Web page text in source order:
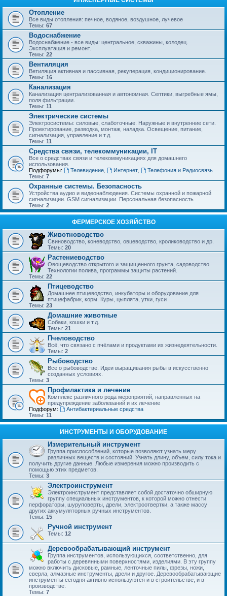
Отопление
Все виды отопления: печное, водяное, воздушное, лучевое
Темы: 67
Водоснабжение
Водоснабжение - все виды: центральное, скважины, колодец.
Эксплуатация и ремонт.
Темы: 22
Вентиляция
Ветиляция активная и пассивная, рекуперация, кондиционирование.
Темы: 16
Канализация
Канализация централизованная и автономная. Септики, выгребные ямы,
поля фильтрации.
Темы: 11
Электрические системы
Электросистемы: силовые, слаботочные. Наружные и внутренние сети.
Проектирование, разводка, монтаж, наладка. Освещение, питание,
сигнализация, управление и т.д.
Темы: 11
Средства связи, телекоммуникации, IT
Все о средствах связи и телекоммуникациях для домашнего
использования.
Подфорумы:
Телевидение, Интернет,
Телефония и Радиосвязь
Темы: 7
Охранные системы. Безопасность
Устройства аудио и видеонаблюдения. Системы охранной и пожарной
сигнализации. GSM сигнализации. Персональная безопасность
Темы: 2
ФЕРМЕРСКОЕ ХОЗЯЙСТВО
Животноводство
Свиноводство, коневодство, овцеводство, кролиководство и др.
Темы: 20
Растениеводство
Овощеводство открытого и защищенного грунта, садоводство.
Технологии полива, программы защиты растений.
Темы: 22
Птицеводство
Домашнее птицеводство, инкубаторы и оборудование для
птицефабрик, корм. Куры, цыплята, утки, гуси
Темы: 23
Домашние животные
Собаки, кошки и т.д.
Темы: 21
Пчеловодство
Всё, что связано с пчёлами и продуктами их жизнедеятельности.
Темы: 2
Рыбоводство
Все о рыбоводстве. Идеи выращивания рыбы в искусственно
созданных условиях.
Темы: 3
Профилактика и лечение
Комплекс различного рода мероприятий, направленных на
предупреждение заболеваний и их лечение
Подфорум:
Антибактериальные средства
Темы: 11
ИНСТРУМЕНТЫ И ОБОРУДОВАНИЕ
Измерительный инструмент
Группа приспособлений, которые позволяют узнать меру
различных веществ и состояний. Узнать длину, объем, силу тока и
получить другие данные. Любые измерения можно производить с
помощью этих предметов.
Темы: 3
Электроинструмент
Электроинструмент представляет собой достаточно обширную
группу специальных инструментов, к которой можно отнести
перфораторы, шуруповерты, дрели, электроотвертки, а также массу
других аккумуляторных ручных инструментов.
Темы: 15
Ручной инструмент
Темы: 12
Деревообрабатывающий инструмент
Группа инструментов, использующихся, соответственно, для
работы с деревянными поверхностями, изделиями. В эту группу
можно включить дисковые, рамные, ленточные пилы, фрезы, ножи,
сверла, алмазные инструменты, дрели и другое. Деревообрабатывающие
инструменты сегодня активно используются и в строительстве, и в
производстве.
Темы: 7